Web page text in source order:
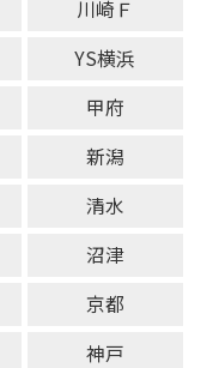
川崎Ｆ
YS横浜
甲府
新潟
清水
沼津
京都
神戸